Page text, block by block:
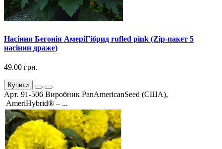
Насіння Бегонія АмеріГібрид rufled pink (Zip-пакет 5
насінин драже)
49.00 грн.
Купити
Арт. 91-506 Виробник PanAmericanSeed (США),
AmeriHybrid® – ...